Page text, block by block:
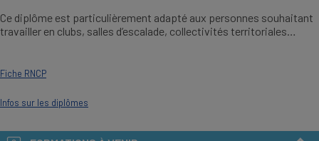
Ce diplôme est particulièrement adapté aux personnes souhaitant
travailler en clubs, salles d’escalade, collectivités territoriales…
Fiche RNCP
Infos sur les diplômes